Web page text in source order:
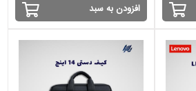
افزودن به سبد